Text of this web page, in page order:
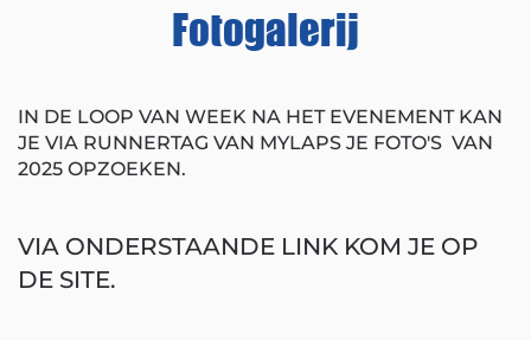
Fotogalerij
IN DE LOOP VAN WEEK NA HET EVENEMENT KAN
JE VIA RUNNERTAG VAN MYLAPS JE FOTO'S VAN
2025 OPZOEKEN.
VIA ONDERSTAANDE LINK KOM JE OP
DE SITE.